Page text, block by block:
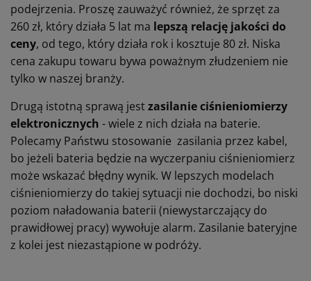
podejrzenia. Proszę zauważyć również, że sprzęt za
260 zł, który działa 5 lat ma lepszą relację jakości do
ceny, od tego, który działa rok i kosztuje 80 zł. Niska
cena zakupu towaru bywa poważnym złudzeniem nie
tylko w naszej branży.
Drugą istotną sprawą jestzasilanie ciśnieniomierzy
elektronicznych - wiele z nich działa na baterie.
Polecamy Państwu stosowanie zasilania przez kabel,
bo jeżeli bateria będzie na wyczerpaniu ciśnieniomierz
może wskazać błędny wynik. W lepszych modelach
ciśnieniomierzy do takiej sytuacji nie dochodzi, bo niski
poziom naładowania baterii (niewystarczający do
prawidłowej pracy) wywołuje alarm. Zasilanie bateryjne
z kolei jest niezastąpione w podróży.